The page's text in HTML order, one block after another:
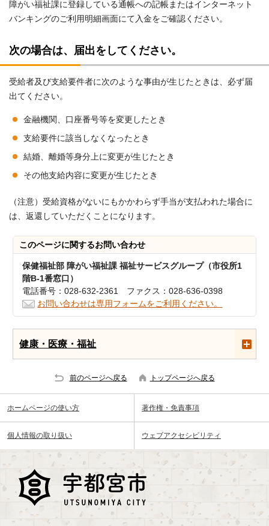
障がい福祉課に登録している通帳への記帳またはインターネット
バンキングのご利用明細画面にて入金をご確認ください。
次の場合は、届出をしてください。
受給者及び支給要件者に次のような事由が生じたときは、必ず届
出てください。
金融機関、口座番号等を変更したとき
支給要件に該当しなくなったとき
結婚、離婚等身分上に変更が生じたとき
その他支給内容に変更が生じたとき
（注意）受給資格がないにもかかわらず手当が支払われた場合に
は、返還していただくことになります。
このページに関するお問い合わせ
保健福祉部 障がい福祉課 福祉サービスグループ（市役所1
階B-1番窓口）
電話番号：028-632-2361 ファクス：028-636-0398
お問い合わせは専用フォームをご利用ください。
健康・医療・福祉
前のページへ戻る トップページへ戻る
ホームページの使い方 著作権・免責事項
個人情報の取り扱い ウェブアクセシビリティ